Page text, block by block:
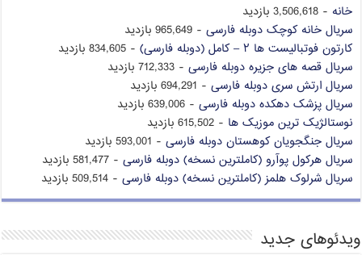
خانه - 3,506,618 بازدید
سریال خانه کوچک دوبله فارسی - 965,649 بازدید
کارتون فوتبالیست ها ۲ – کامل (دوبله فارسی)
- 834,605 بازدید
سریال قصه های جزیره دوبله فارسی - 712,333 بازدید
سریال ارتش سری دوبله فارسی - 694,291 بازدید
سریال پزشک دهکده دوبله فارسی - 639,006 بازدید
نوستالژیک ترین موزیک ها - 615,502 بازدید
سریال جنگجویان کوهستان دوبله فارسی - 593,001 بازدید
سریال هرکول پوآرو (کاملترین نسخه) دوبله فارسی - 581,477 بازدید
سریال شرلوک هلمز (کاملترین نسخه) دوبله فارسی - 509,514 بازدید
ویدئوهای جدید